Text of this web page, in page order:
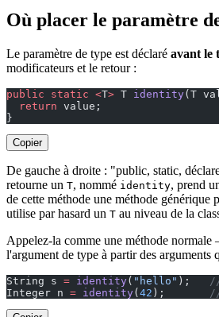
Où placer le paramètre
Le paramètre de type est déclaré avant le
modificateurs et le retour :
public static <T> T identity(T
  return
value;
}
Copier
De gauche à droite : "public, static,
retourne un T, nommé identity, prend
de cette méthode une méthode générique
utilise par hasard un T au niveau de la
Appelez-la comme une méthode
l'argument de type à partir des arguments
String s = identity( "hello" );
Integer n = identity(42 );